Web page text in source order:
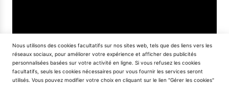
Nous utilisons des cookies facultatifs sur nos sites web, tels que des liens vers les
réseaux sociaux, pour améliorer votre expérience et afficher des publicités
personnalisées basées sur votre activité en ligne. Si vous refusez les cookies
facultatifs, seuls les cookies nécessaires pour vous fournir les services seront
utilisés. Vous pouvez modifier votre choix en cliquant sur le lien "Gérer les cookies"